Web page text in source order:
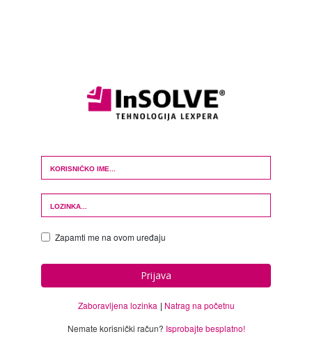
Login Form
Zapamti me na ovom uređaju
Prijava
Zaboravljena lozinka
Natrag na početnu
Nemate korisnički račun? Isprobajte besplatno!